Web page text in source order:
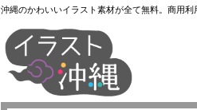
沖縄のかわいいイラスト素材が全て無料。商用利